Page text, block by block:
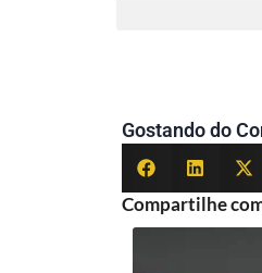
Gostando do
Compartilhe